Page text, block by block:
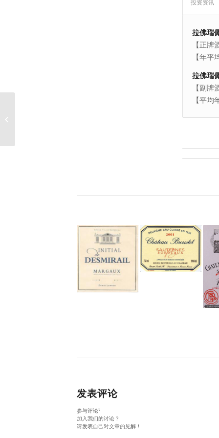
投资资讯
拉佛瑞
【正
【年
拉佛瑞
【副
【平
发表评论
参与评论?
加入我们的讨论？
请发表自己对文章的见解！